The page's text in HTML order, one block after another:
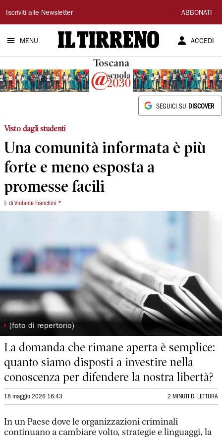
Il
Tirreno
Iscriviti alle Newsletter ABBONATI
MENU ACCEDI
Toscana
SEGUICI SU DISCOVER
Visto dagli studenti
Una comunità informata è più
forte e meno esposta a
promesse facili
di Violante Franchini *
◗ (foto di repertorio)
La domanda che rimane aperta è semplice:
quanto siamo disposti a investire nella
conoscenza per difendere la nostra libertà?
18 maggio 2026 16:43 2 MINUTI DI LETTURA
In un Paese dove le organizzazioni criminali
continuano a cambiare volto, strategie e linguaggi, la